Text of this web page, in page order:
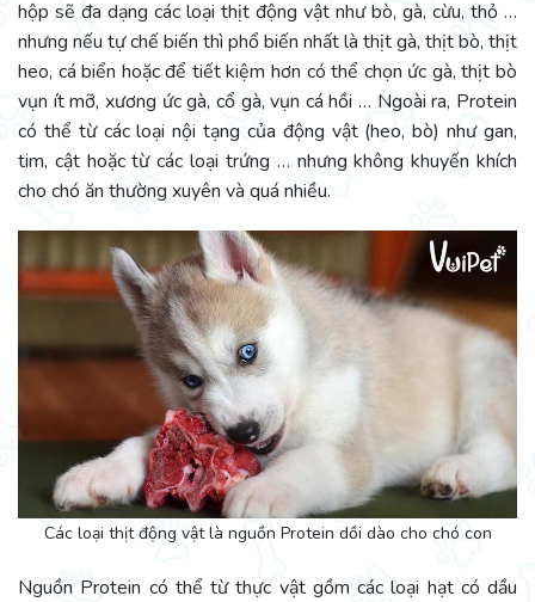
hộp sẽ đa dạng các loại thịt động vật như bò, gà, cừu, thỏ …
nhưng nếu tự chế biến thì phổ biến nhất là thịt gà, thịt bò, thịt
heo, cá biển hoặc để tiết kiệm hơn có thể chọn ức gà, thịt bò
vụn ít mỡ, xương ức gà, cổ gà, vụn cá hồi … Ngoài ra, Protein
có thể từ các loại nội tạng của động vật (heo, bò) như gan,
tim, cật hoặc từ các loại trứng … nhưng không khuyến khích
cho chó ăn thường xuyên và quá nhiều.
Các loại thịt động vật là nguồn Protein dồi dào cho chó con
Nguồn Protein có thể từ thực vật gồm các loại hạt có dầu